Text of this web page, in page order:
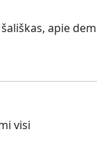
apie
visi